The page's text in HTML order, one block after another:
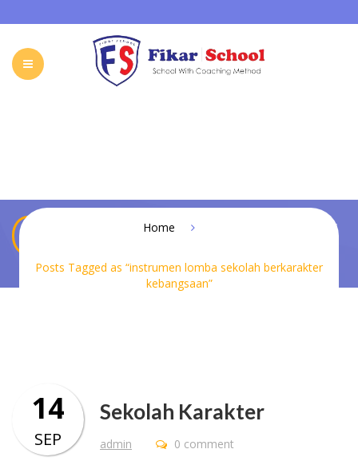
FIKAR SCHOOL ONLINE CONTACT INDONESIA
instrumen lomba sekolah berkarakter
Home
Posts Tagged as “instrumen lomba sekolah berkarakter
kebangsaan”
Sekolah Karakter
admin
14
SEP 0 comment